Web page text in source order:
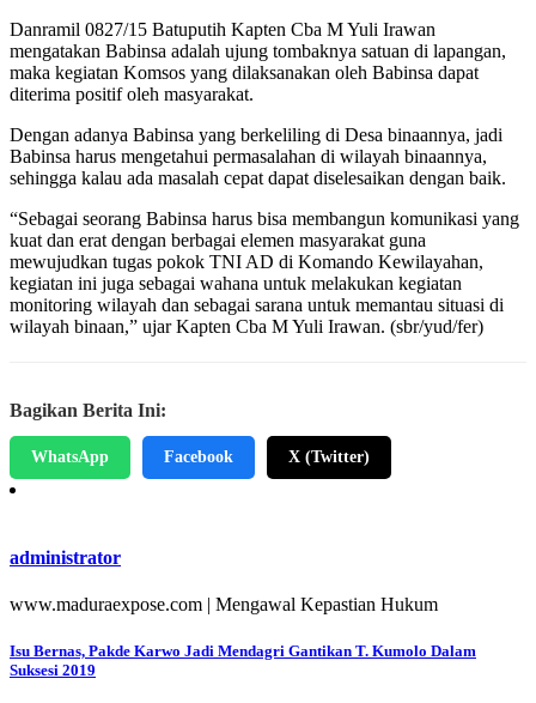
Danramil 0827/15 Batuputih Kapten Cba M Yuli Irawan
mengatakan Babinsa adalah ujung tombaknya satuan di lapangan,
maka kegiatan Komsos yang dilaksanakan oleh Babinsa dapat
diterima positif oleh masyarakat.
Dengan adanya Babinsa yang berkeliling di Desa binaannya, jadi
Babinsa harus mengetahui permasalahan di wilayah binaannya,
sehingga kalau ada masalah cepat dapat diselesaikan dengan baik.
“Sebagai seorang Babinsa harus bisa membangun komunikasi yang
kuat dan erat dengan berbagai elemen masyarakat guna
mewujudkan tugas pokok TNI AD di Komando Kewilayahan,
kegiatan ini juga sebagai wahana untuk melakukan kegiatan
monitoring wilayah dan sebagai sarana untuk memantau situasi di
wilayah binaan,” ujar Kapten Cba M Yuli Irawan. (sbr/yud/fer)
Bagikan Berita Ini:
WhatsApp Facebook X (Twitter)
administrator
www.maduraexpose.com | Mengawal Kepastian Hukum
Navigasi
Isu Bernas, Pakde Karwo Jadi Mendagri Gantikan T. Kumolo Dalam
Suksesi 2019